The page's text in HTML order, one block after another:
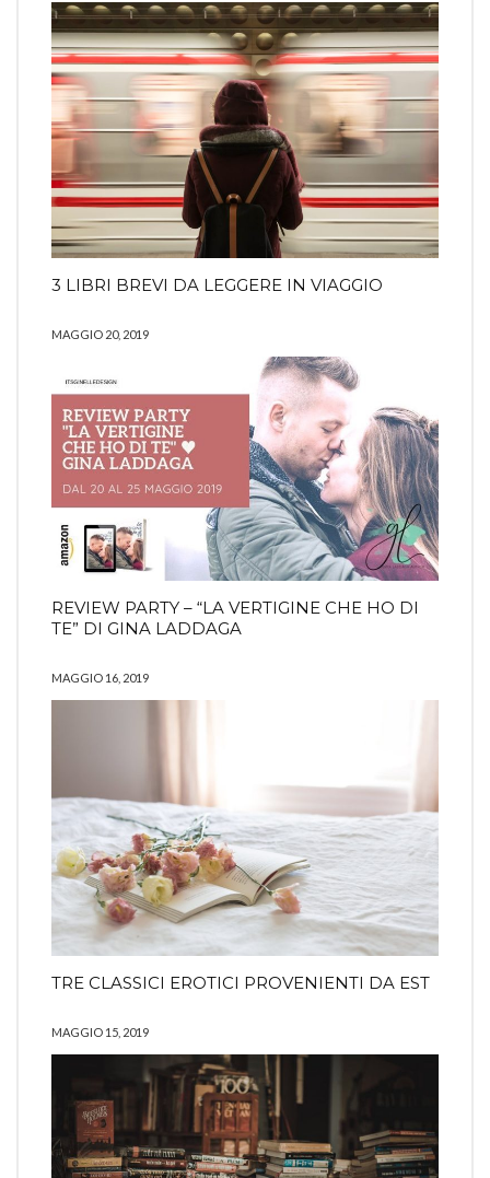
3 LIBRI BREVI DA LEGGERE IN VIAGGIO
MAGGIO 20, 2019
REVIEW PARTY – “LA VERTIGINE CHE HO DI
TE” DI GINA LADDAGA
MAGGIO 16, 2019
TRE CLASSICI EROTICI PROVENIENTI DA EST
MAGGIO 15, 2019